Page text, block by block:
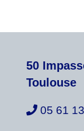
50
Toulouse
05 61